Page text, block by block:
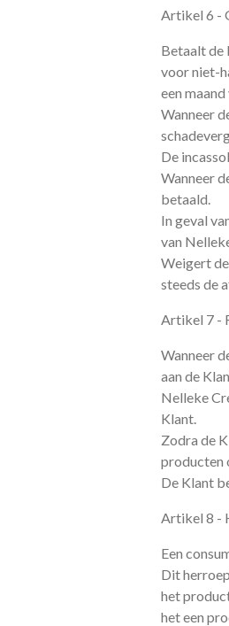
Artikel 6 -
Betaalt de
voor niet-
een
Wanneer
De
Wanneer
betaald.
In geval
van
Weigert
steeds de
Artikel 7 -
Wanneer
aan de
Nelleke
Klant.
Zodra de
producten
De Klant
Artikel 8 -
Een
Dit
het
het een